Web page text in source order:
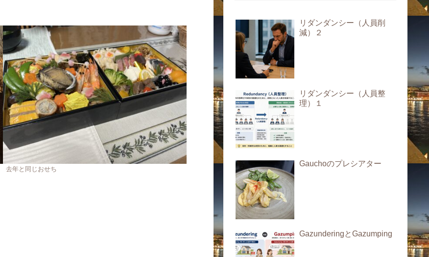
去年と同じおせち
リダンダンシー（人員削
減）２
リダンダンシー（人員整
理）１
Gauchoのプレシアター
GazunderingとGazumping